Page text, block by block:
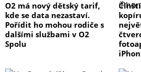
O2 má nový dětský tarif,
kde se data nezastaví.
Pořídit ho mohou rodiče s
dalšími službami v O2
Spolu